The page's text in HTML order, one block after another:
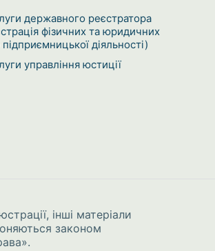
державного реєстратора
фізичних та юридичних
підприємницької діяльності)
управління юстиції
інші матеріали
законом
.